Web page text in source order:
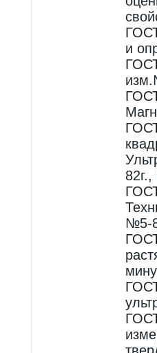
и
№5-